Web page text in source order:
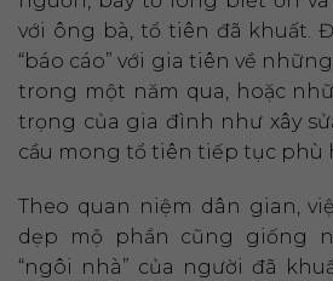
với ông bà, tổ tiên đã khuất.
“báo cáo” với gia tiên về
trong một năm qua, hoặc
trọng của gia đình như xây
cầu mong tổ tiên tiếp tục phù
Theo quan niệm dân gian,
dẹp mộ phần cũng giống
“ngôi nhà” của người đã